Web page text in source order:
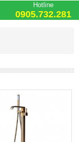
Hotline
0905.732.281